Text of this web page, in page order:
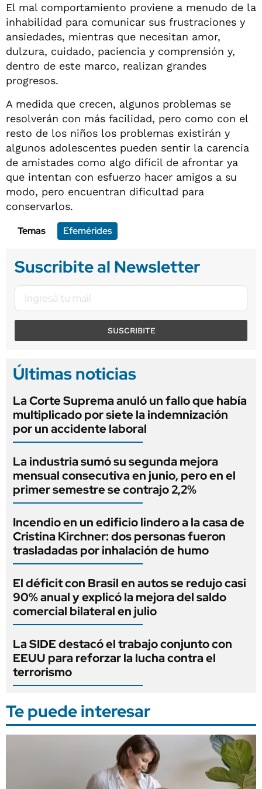
El mal comportamiento proviene a menudo de la
inhabilidad para comunicar sus frustraciones y
ansiedades, mientras que necesitan amor,
dulzura, cuidado, paciencia y comprensión y,
dentro de este marco, realizan grandes
progresos.
A medida que crecen, algunos problemas se
resolverán con más facilidad, pero como con el
resto de los niños los problemas existirán y
algunos adolescentes pueden sentir la carencia
de amistades como algo difícil de afrontar ya
que intentan con esfuerzo hacer amigos a su
modo, pero encuentran dificultad para
conservarlos.
Temas
Efemérides
Suscribite al Newsletter
SUSCRIBITE
Últimas noticias
La Corte Suprema anuló un fallo que había
multiplicado por siete la indemnización
por un accidente laboral
La industria sumó su segunda mejora
mensual consecutiva en junio, pero en el
primer semestre se contrajo 2,2%
Incendio en un edificio lindero a la casa de
Cristina Kirchner: dos personas fueron
trasladadas por inhalación de humo
El déficit con Brasil en autos se redujo casi
90% anual y explicó la mejora del saldo
comercial bilateral en julio
La SIDE destacó el trabajo conjunto con
EEUU para reforzar la lucha contra el
terrorismo
Te puede interesar